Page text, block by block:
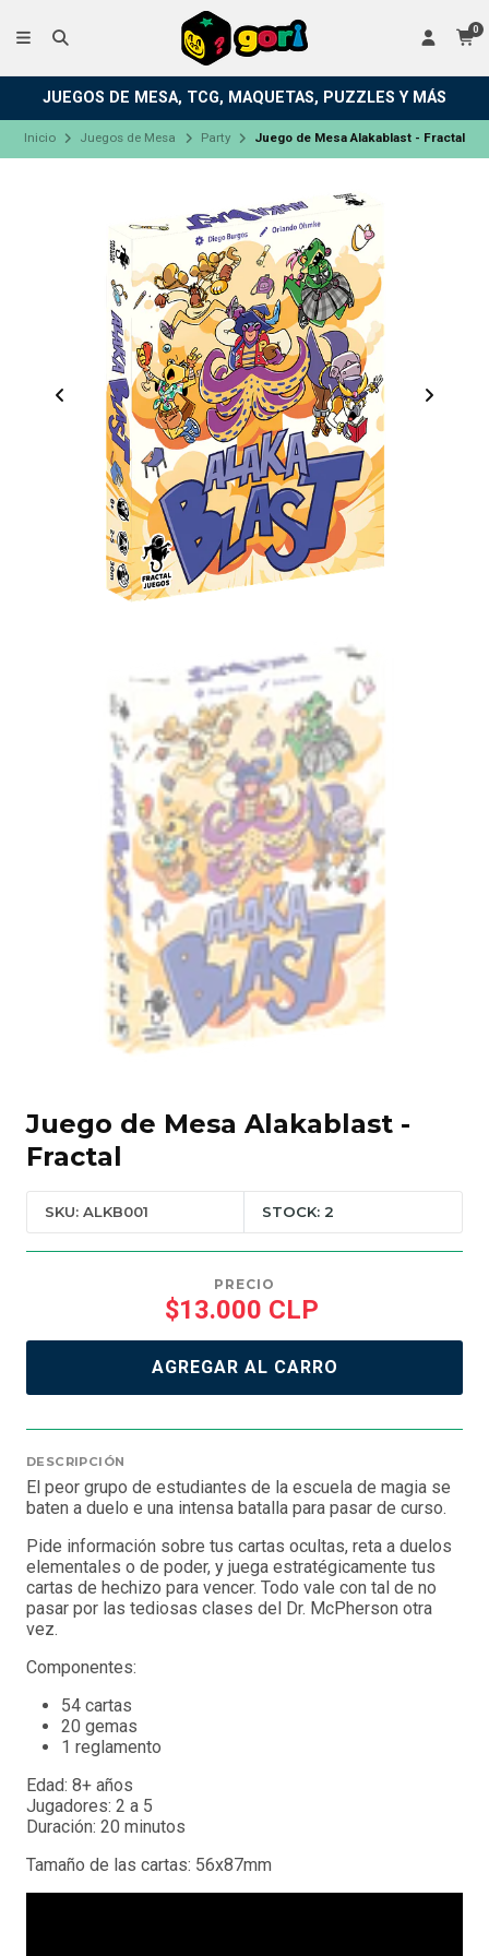
0
JUEGOS DE MESA, TCG, MAQUETAS, PUZZLES Y MÁS
Inicio Juegos de Mesa Party Juego de Mesa Alakablast - Fractal
Juego de Mesa Alakablast -
Fractal
SKU: ALKB001 STOCK: 2
PRECIO
$13.000 CLP
AGREGAR AL CARRO
DESCRIPCIÓN
El peor grupo de estudiantes de la escuela de magia se
baten a duelo e una intensa batalla para pasar de curso.
Pide información sobre tus cartas ocultas, reta a duelos
elementales o de poder, y juega estratégicamente tus
cartas de hechizo para vencer. Todo vale con tal de no
pasar por las tediosas clases del Dr. McPherson otra
vez.
Componentes:
54 cartas
20 gemas
1 reglamento
Edad: 8+ años
Jugadores: 2 a 5
Duración: 20 minutos
Tamaño de las cartas: 56x87mm